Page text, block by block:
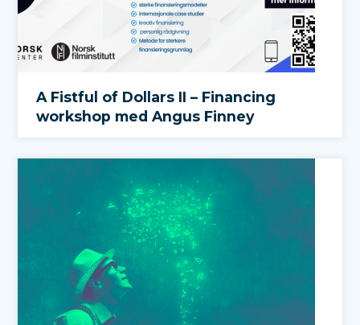
A Fistful of Dollars II – Financing
workshop med Angus Finney